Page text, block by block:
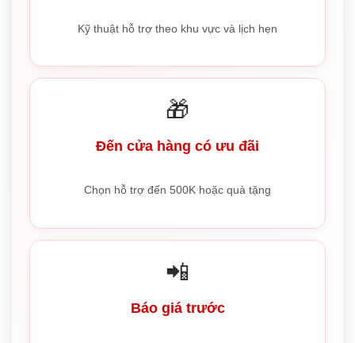
Kỹ thuật hỗ trợ theo khu vực và lịch hẹn
🎁
Đến cửa hàng có ưu đãi
Chọn hỗ trợ đến 500K hoặc quà tặng
📲
Báo giá trước